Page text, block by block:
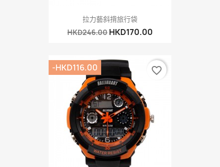
拉力藝斜揹旅行袋
HKD246.00 HKD170.00
-HKD116.00 favorite_border